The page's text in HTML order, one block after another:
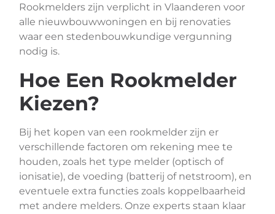
Rookmelders zijn verplicht in Vlaanderen voor
alle nieuwbouwwoningen en bij renovaties
waar een stedenbouwkundige vergunning
nodig is.
Hoe Een Rookmelder
Kiezen?
Bij het kopen van een rookmelder zijn er
verschillende factoren om rekening mee te
houden, zoals het type melder (optisch of
ionisatie), de voeding (batterij of netstroom), en
eventuele extra functies zoals koppelbaarheid
met andere melders. Onze experts staan klaar